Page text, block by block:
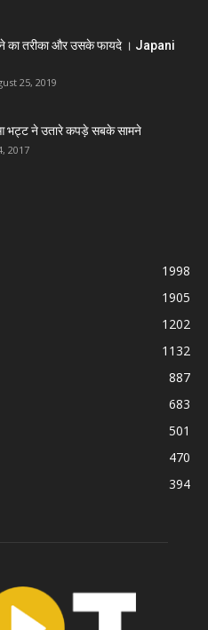
का तरीका और उसके फायदे । Japani
25, 2019
भट्ट ने उतारे कपड़े सबके सामने
2017
1998
1905
1202
1132
887
683
501
470
394